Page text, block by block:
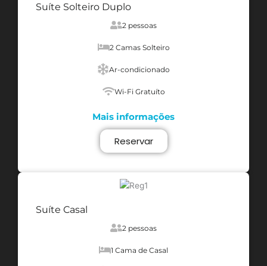
Suíte Solteiro Duplo
2 pessoas
2 Camas Solteiro
Ar-condicionado
Wi-Fi Gratuíto
Mais informações
Reservar
Suíte Casal
2 pessoas
1 Cama de Casal